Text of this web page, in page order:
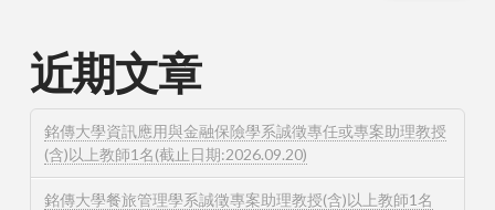
近期文章
銘傳大學資訊應用與金融保險學系誠徵專任或專案助理教授
(含)以上教師1名(截止日期:2026.09.20)
銘傳大學餐旅管理學系誠徵專案助理教授(含)以上教師1名